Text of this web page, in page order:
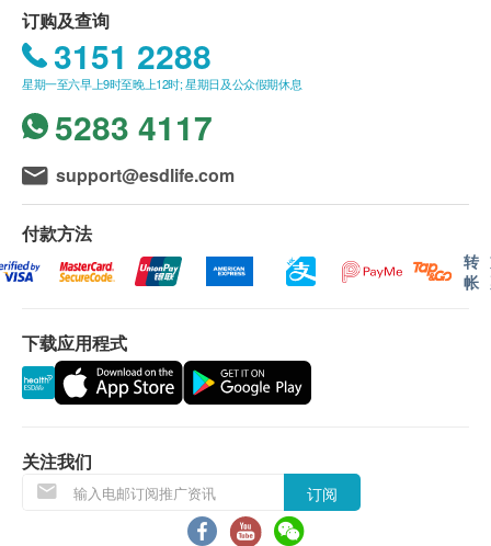
奇亚籽是欧鼠尾草(Sage) 的植物种子，共有80多个品
王”
Salba Chia
阿根廷
包装
得奖
香港乐活博览2018，最佳有机超级食物大奖
亚洲天然及有机大奖2017，最佳天然/ 有机新食品
及离岛另议）。账单总额未满HK$680需附加
HK$80运费。
我们将于确定订单后3个工作日内安排发货。
不排除运送时间会因节日而有所影响。倘若由於不
可抗力的原因（包括但不限于由於天灾、火灾、水
能控制的情况）而未能准确地提供阁下所需的货品
或服务，送货服务时间将会延迟。
所有订单须视乎相关货品的供应情况再作最后确
认。倘若Life Is For Excellence未能提供任何订单
作安排。
Life Is For Excellence会根据阁下提供的地址尽力
确保货品在送货日期前送到该地址，若因阁下的原
Life Is For Excellence保留权利包括任何拒绝要求
退款申请权利。
订购及查询
3151 2288
星期一至六早上9时至晚上12时; 星期日及公众假期休息
5283 4117
support@esdlife.com
付款方法
转
帐
下载应用程式
关注我们
订阅